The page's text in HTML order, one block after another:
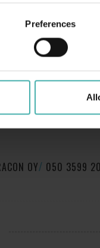
Preferences
OY 050 3599